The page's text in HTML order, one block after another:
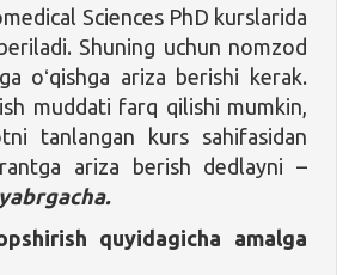
Sciences PhD kurslarida
Shuning uchun nomzod
oʻqishga ariza berishi kerak.
muddati farq qilishi mumkin,
tanlangan kurs sahifasidan
ariza berish dedlayni –
quyidagicha amalga